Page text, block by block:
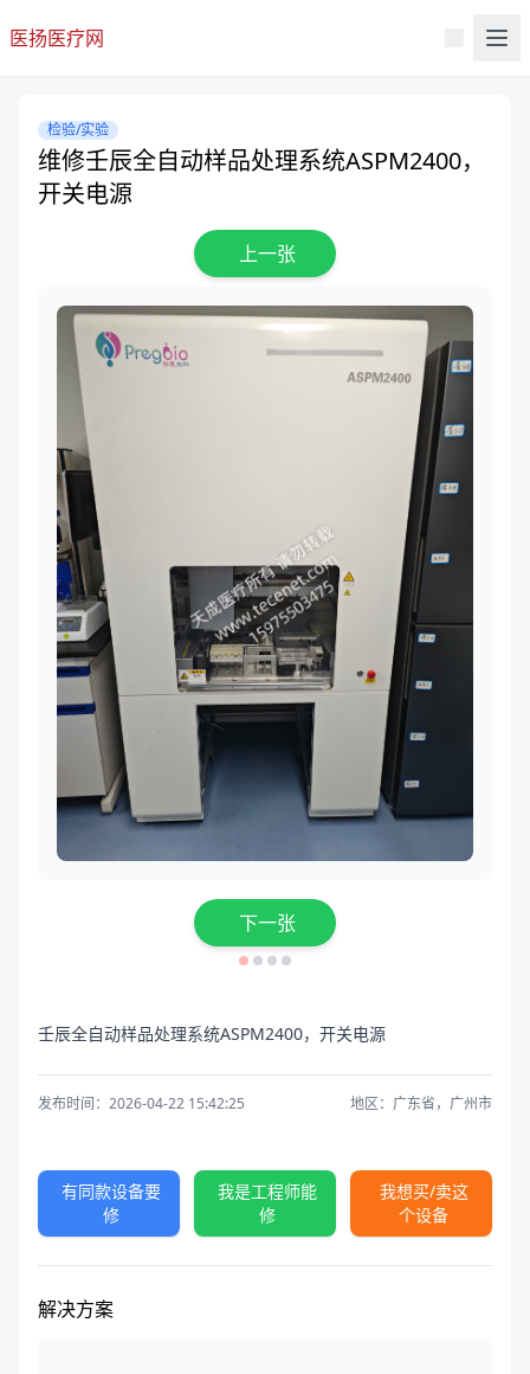
医扬医疗网
检验/实验
维修壬辰全自动样品处理系统ASPM2400，
开关电源
上一张
下一张
壬辰全自动样品处理系统ASPM2400，开关电源
发布时间：2026-04-22 15:42:25 地区：广东省，广州市
有同款设备要
修
我是工程师能
修
我想买/卖这
个设备
解决方案